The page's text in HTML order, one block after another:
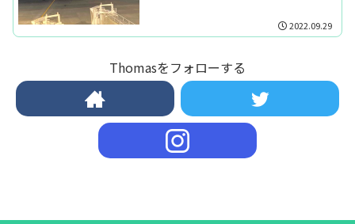
2022.09.29
Thomasをフォローする